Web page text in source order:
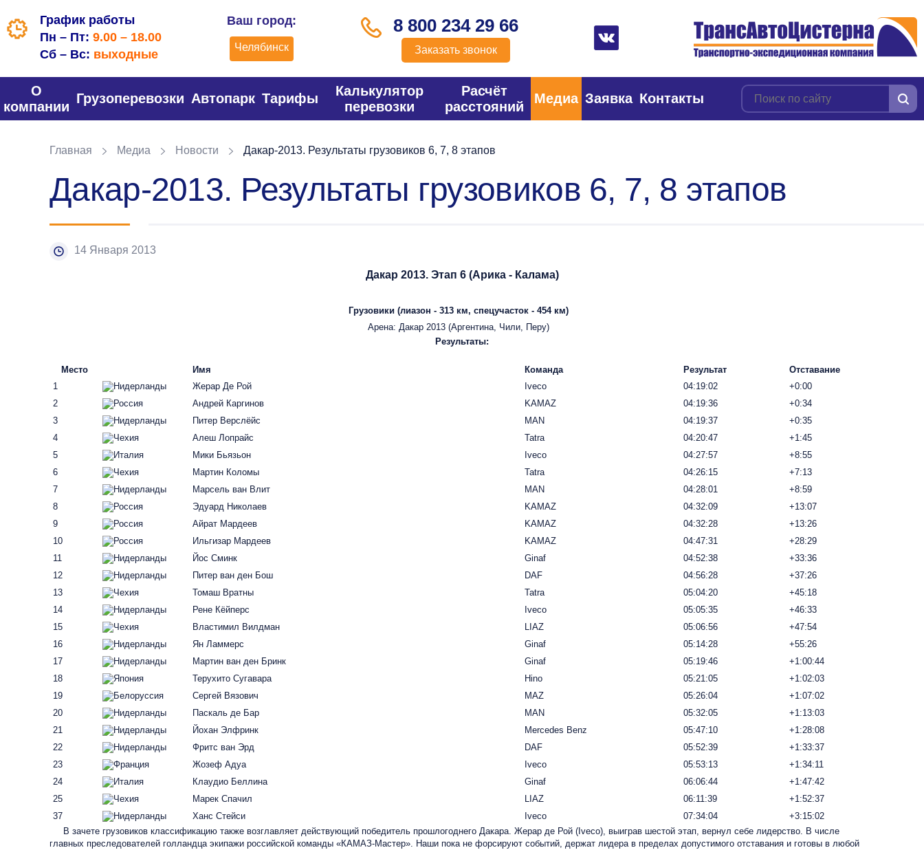
График работы
Пн – Пт: 9.00 – 18.00
Сб – Вс: выходные
Ваш город:
Челябинск
8 800 234 29 66
Заказать звонок
О
компании
Грузоперевозки Автопарк Тарифы
Калькулятор
перевозки
Расчёт
расстояний
Медиа Заявка Контакты
Главная Медиа Новости Дакар-2013. Результаты грузовиков 6, 7, 8 этапов
Дакар-2013. Результаты грузовиков 6, 7, 8 этапов
14 Января 2013
Дакар 2013. Этап 6 (Арика - Калама)
Грузовики (лиазон - 313 км, спецучасток - 454 км)
Арена: Дакар 2013 (Аргентина, Чили, Перу)
Результаты:
Место Имя Команда Результат
Отставание
1
Жерар Де Рой Iveco 04:19:02
+0:00
2
Андрей Каргинов KAMAZ 04:19:36
+0:34
3
Питер Верслёйс MAN 04:19:37
+0:35
4
Алеш Лопрайс Tatra 04:20:47
+1:45
5
Мики Бьязьон Iveco 04:27:57
+8:55
6
Мартин Коломы Tatra 04:26:15
+7:13
7
Марсель ван Влит MAN 04:28:01
+8:59
8
Эдуард Николаев KAMAZ 04:32:09
+13:07
9
Айрат Мардеев KAMAZ 04:32:28
+13:26
10
Ильгизар Мардеев KAMAZ 04:47:31
+28:29
11
Йос Сминк Ginaf 04:52:38
+33:36
12
Питер ван ден Бош DAF 04:56:28
+37:26
13
Томаш Вратны Tatra 05:04:20
+45:18
14
Рене Кёйперс Iveco 05:05:35
+46:33
15
Властимил Вилдман LIAZ 05:06:56
+47:54
16
Ян Ламмерс Ginaf 05:14:28
+55:26
17
Мартин ван ден Бринк Ginaf 05:19:46
+1:00:44
18
Терухито Сугавара Hino 05:21:05
+1:02:03
19
Сергей Вязович MAZ 05:26:04
+1:07:02
20
Паскаль де Бар MAN 05:32:05
+1:13:03
21
Йохан Элфринк Mercedes Benz 05:47:10
+1:28:08
22
Фритс ван Эрд DAF 05:52:39
+1:33:37
23
Жозеф Адуа Iveco 05:53:13
+1:34:11
24
Клаудио Беллина Ginaf 06:06:44
+1:47:42
25
Марек Спачил LIAZ 06:11:39
+1:52:37
37
Ханс Стейси Iveco 07:34:04
+3:15:02
В зачете грузовиков классификацию также возглавляет действующий победитель прошлогоднего Дакара. Жерар де Рой (Iveco), выиграв шестой этап, вернул себе лидерство. В числе
главных преследователей голландца экипажи российской команды «КАМАЗ-Мастер». Наши пока не форсируют событий, держат лидера в пределах допустимого отставания и готовы в любой